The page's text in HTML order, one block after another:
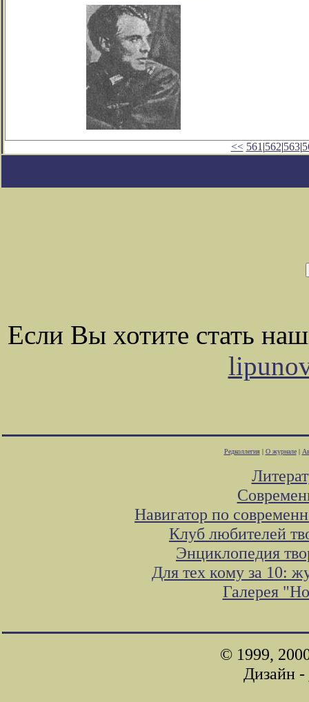
<< 561 |562|563|
Если Вы хотите стать
Редколлегия| О журнале|
Навигатор по
Клуб любителей
Энциклопедия
Для тех кому за 10:
Галерея
© 1999,
Дизайн -